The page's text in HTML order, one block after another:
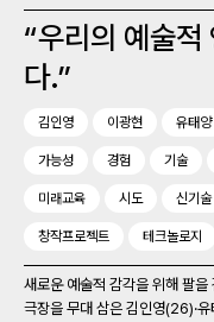
“우리의 예술
다.”
김인영 이광현 유태양
가능성 경험 기술
미래교육 시도 신기술
창작프로젝트 테크놀로지
새로운 예술적 감각을 위해 팔
극장을 무대 삼은 김인영(26)‧